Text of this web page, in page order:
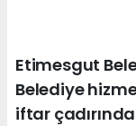
Etimesgut
Belediye
iftar